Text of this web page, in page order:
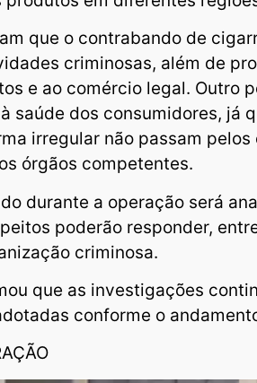
que o contrabando de
criminosas, além de
e ao comércio legal. Outro
saúde dos consumidores, já
irregular não passam pelos
órgãos competentes.
durante a operação será
poderão responder,
criminosa.
que as investigações
conforme o